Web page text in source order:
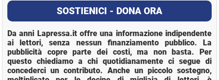
SOSTIENICI - DONA ORA
Da anni Lapressa.it offre una informazione indipendente
ai lettori, senza nessun finanziamento pubblico. La
pubblicità copre parte dei costi, ma non basta. Per
questo chiediamo a chi quotidianamente ci segue di
concederci un contributo. Anche un piccolo sostegno,